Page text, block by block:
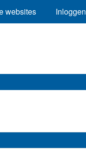
websites Inloggen